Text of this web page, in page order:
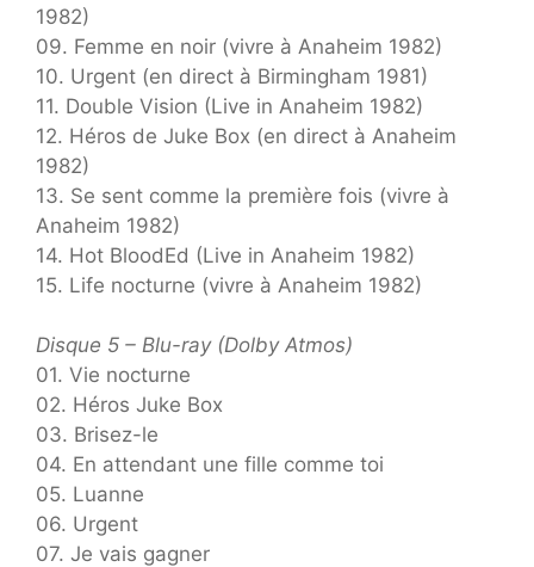
1982)
09. Femme en noir (vivre à Anaheim 1982)
10. Urgent (en direct à Birmingham 1981)
11. Double Vision (Live in Anaheim 1982)
12. Héros de Juke Box (en direct à Anaheim
1982)
13. Se sent comme la première fois (vivre à
Anaheim 1982)
14. Hot BloodEd (Live in Anaheim 1982)
15. Life nocturne (vivre à Anaheim 1982)
Disque 5 – Blu-ray (Dolby Atmos)
01. Vie nocturne
02. Héros Juke Box
03. Brisez-le
04. En attendant une fille comme toi
05. Luanne
06. Urgent
07. Je vais gagner